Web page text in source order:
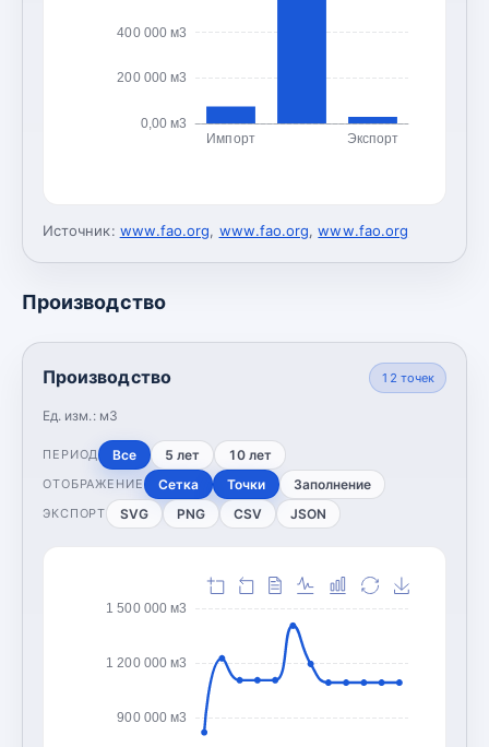
0,00 м3
200 000 м3
400 000 м3
Импорт Экспорт
Источник: www.fao.org, www.fao.org,www.fao.org
Производство
Производство
Ед. изм.: м3
12 точек
ПЕРИОД Все 5 лет 10 лет
ОТОБРАЖЕНИЕ Сетка Точки Заполнение
ЭКСПОРТ SVG PNG CSV JSON
900 000 м3
1 200 000 м3
1 500 000 м3